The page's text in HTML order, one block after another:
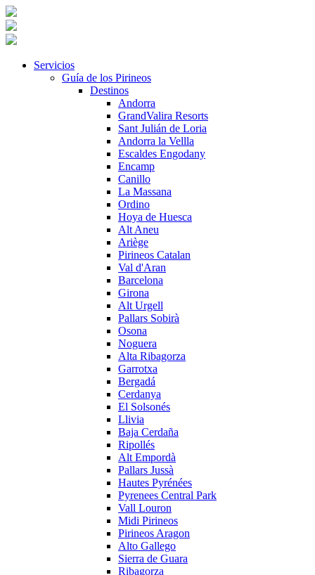
Servicios
Guía de los Pirineos
Destinos
Andorra
GrandValira Resorts
Sant Julián de Loria
Andorra la Vellla
Escaldes Engodany
Encamp
Canillo
La Massana
Ordino
Hoya de Huesca
Alt Aneu
Ariège
Pirineos Catalan
Val d'Aran
Barcelona
Girona
Alt Urgell
Pallars Sobirà
Osona
Noguera
Alta Ribagorza
Garrotxa
Bergadá
Cerdanya
El Solsonés
Llivia
Baja Cerdaña
Ripollés
Alt Empordà
Pallars Jussà
Hautes Pyrénées
Pyrenees Central Park
Vall Louron
Midi Pirineos
Pirineos Aragon
Alto Gallego
Sierra de Guara
Ribagorza